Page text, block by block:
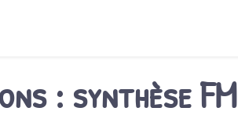
: synthèse FM